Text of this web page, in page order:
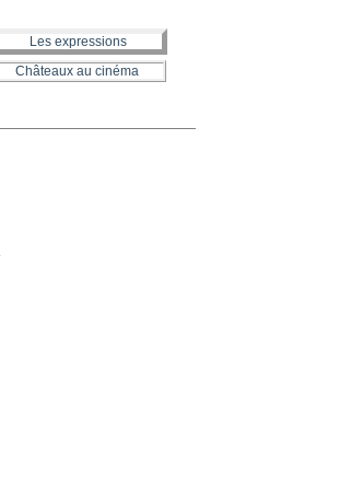
Les expressions
Châteaux au cinéma